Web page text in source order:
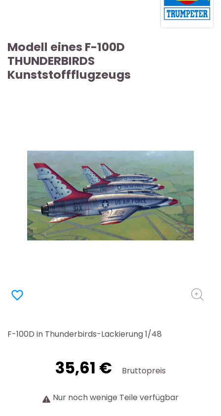
Modell eines F-100D
THUNDERBIRDS
Kunststoffflugzeugs
favorite_border
F-100D in Thunderbirds-Lackierung 1/48
35,61 € Bruttopreis
Nur noch wenige Teile verfügbar